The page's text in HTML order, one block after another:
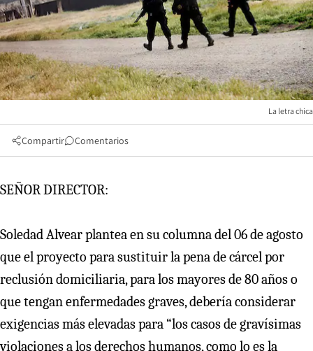
La letra chica
Compartir Comentarios
SEÑOR DIRECTOR:
Soledad Alvear plantea en su columna del 06 de agosto
que el proyecto para sustituir la pena de cárcel por
reclusión domiciliaria, para los mayores de 80 años o
que tengan enfermedades graves, debería considerar
exigencias más elevadas para “los casos de gravísimas
violaciones a los derechos humanos, como lo es la